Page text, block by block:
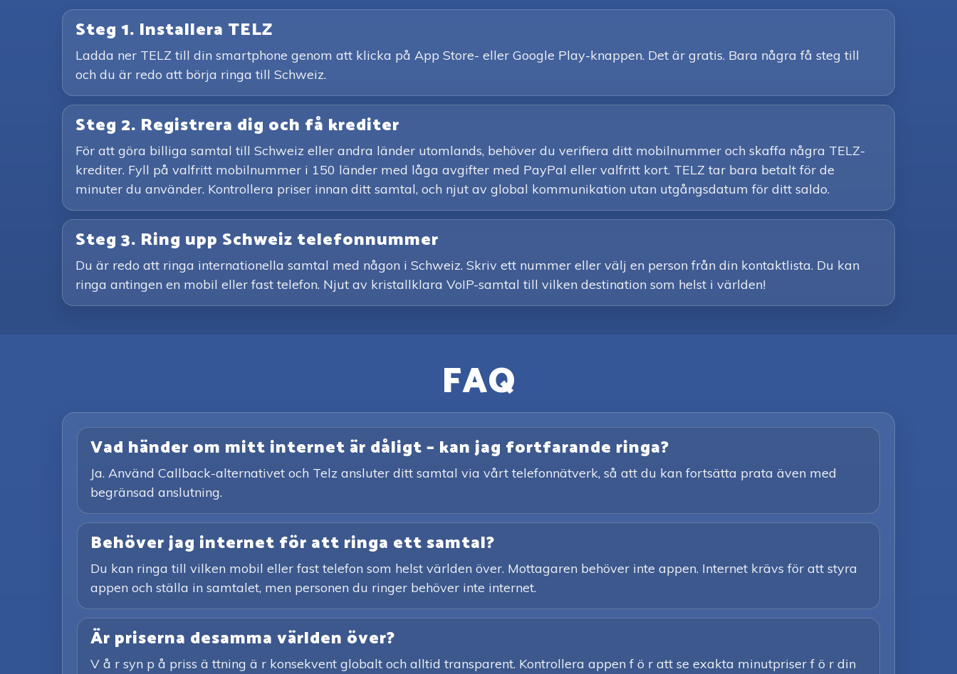
Steg 1. Installera TELZ
Ladda ner TELZ till din smartphone genom att klicka på App Store- eller Google Play-knappen. Det är gratis. Bara några få steg till
och du är redo att börja ringa till Schweiz.
Steg 2. Registrera dig och få krediter
För att göra billiga samtal till Schweiz eller andra länder utomlands, behöver du verifiera ditt mobilnummer och skaffa några TELZ-
krediter. Fyll på valfritt mobilnummer i 150 länder med låga avgifter med PayPal eller valfritt kort. TELZ tar bara betalt för de
minuter du använder. Kontrollera priser innan ditt samtal, och njut av global kommunikation utan utgångsdatum för ditt saldo.
Steg 3. Ring upp Schweiz telefonnummer
Du är redo att ringa internationella samtal med någon i Schweiz. Skriv ett nummer eller välj en person från din kontaktlista. Du kan
ringa antingen en mobil eller fast telefon. Njut av kristallklara VoIP-samtal till vilken destination som helst i världen!
FAQ
Vad händer om mitt internet är dåligt – kan jag fortfarande ringa?
Ja. Använd Callback-alternativet och Telz ansluter ditt samtal via vårt telefonnätverk, så att du kan fortsätta prata även med
begränsad anslutning.
Behöver jag internet för att ringa ett samtal?
Du kan ringa till vilken mobil eller fast telefon som helst världen över. Mottagaren behöver inte appen. Internet krävs för att styra
appen och ställa in samtalet, men personen du ringer behöver inte internet.
Är priserna desamma världen över?
V å r syn p å priss ä ttning ä r konsekvent globalt och alltid transparent. Kontrollera appen f ö r att se exakta minutpriser f ö r din